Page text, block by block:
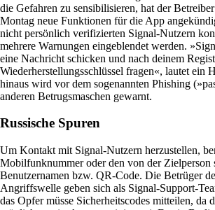
die Gefahren zu sensibilisieren, hat der
Montag neue Funktionen für die App
nicht persönlich verifizierten Signal-Nutzern
mehrere Warnungen eingeblendet werden.
eine Nachricht schicken und nach deinem
Wiederherstellungsschlüssel fragen«, lautet ein
hinaus wird vor dem sogenannten Phishing
anderen Betrugsmaschen gewarnt.
Russische Spuren
Um Kontakt mit Signal-Nutzern herzustellen,
Mobilfunknummer oder den von der Zielperson
Benutzernamen bzw. QR-Code. Die Betrüger
Angriffswelle geben sich als Signal-Support-
das Opfer müsse Sicherheitscodes mitteilen, da